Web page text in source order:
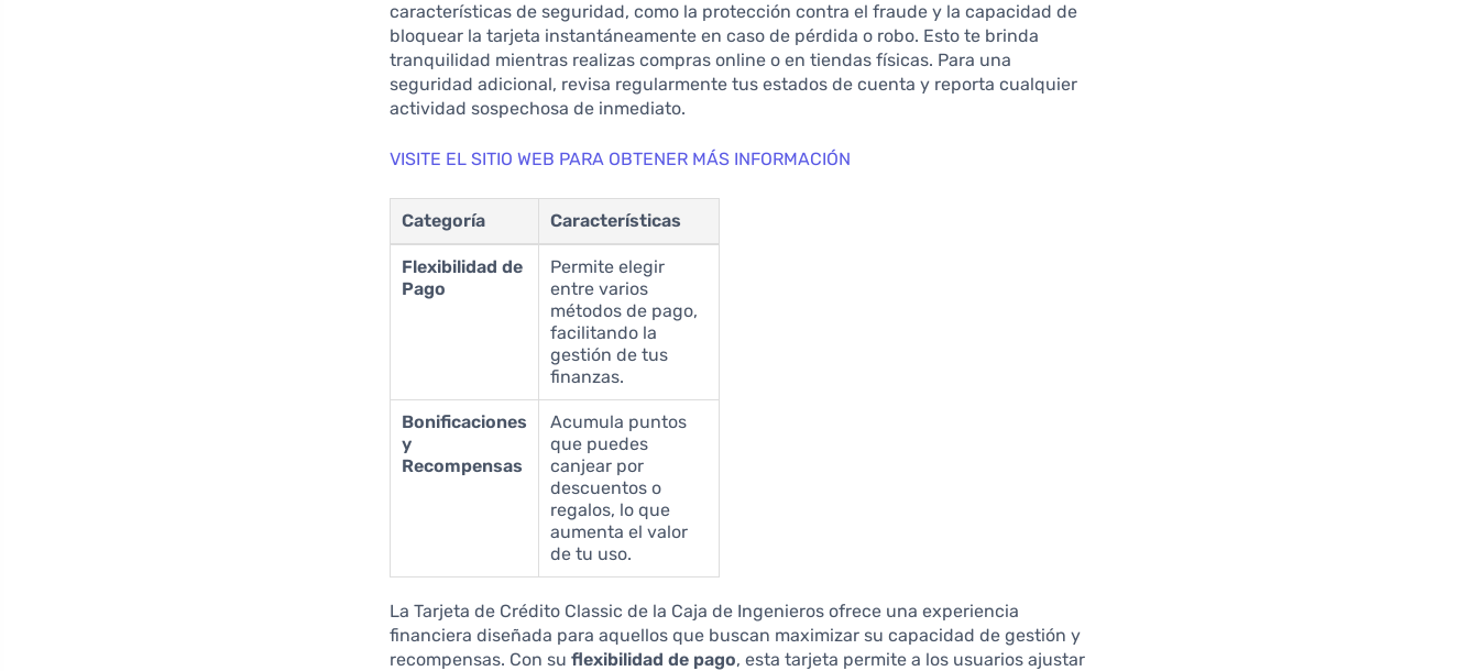
características de seguridad, como la protección contra el fraude y la capacidad de
bloquear la tarjeta instantáneamente en caso de pérdida o robo. Esto te brinda
tranquilidad mientras realizas compras online o en tiendas físicas. Para una
seguridad adicional, revisa regularmente tus estados de cuenta y reporta cualquier
actividad sospechosa de inmediato.
VISITE EL SITIO WEB PARA OBTENER MÁS INFORMACIÓN
Categoría Características
Flexibilidad de
Pago
Permite elegir
entre varios
métodos de pago,
facilitando la
gestión de tus
finanzas.
Bonificaciones
y
Recompensas
Acumula puntos
que puedes
canjear por
descuentos o
regalos, lo que
aumenta el valor
de tu uso.
La Tarjeta de Crédito Classic de la Caja de Ingenieros ofrece una experiencia
financiera diseñada para aquellos que buscan maximizar su capacidad de gestión y
recompensas. Con suflexibilidad de pago, esta tarjeta permite a los usuarios ajustar